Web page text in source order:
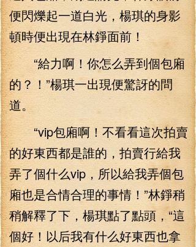
便閃爍起一道白光，楊琪的身影
頓時便出現在林錚面前！
“給力啊！你怎么弄到個包廂
的？！”楊琪一出現便驚訝的問
道。
“vip包廂啊！不看看這次拍賣
的好東西都是誰的，拍賣行給我
弄了個什么vip，所以給我弄個包
廂也是合情合理的事情！”林錚稍
稍解釋了下，楊琪點了點頭，“這
個好！以后我有什么好東西也拿